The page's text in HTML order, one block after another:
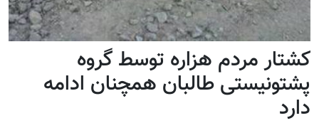
کشتار مردم هزاره توسط گروه
پشتونیستی طالبان همچنان ادامه
دارد